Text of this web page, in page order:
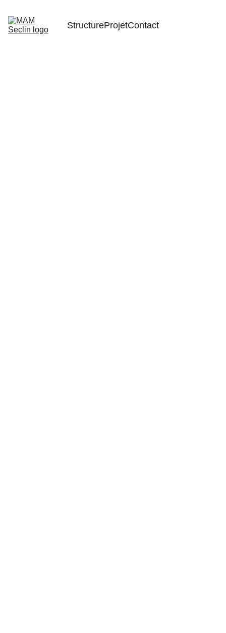
StructureProjetContact